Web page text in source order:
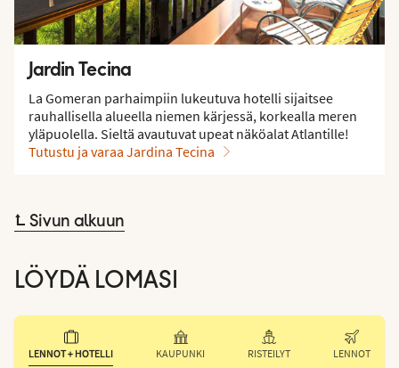
Jardin Tecina
La Gomeran parhaimpiin lukeutuva hotelli sijaitsee
rauhallisella alueella niemen kärjessä, korkealla meren
yläpuolella. Sieltä avautuvat upeat näköalat Atlantille!
Tutustu ja varaa Jardina Tecina
⮤ Sivun alkuun
LÖYDÄ LOMASI
LENNOT + HOTELLI KAUPUNKI RISTEILYT LENNOT